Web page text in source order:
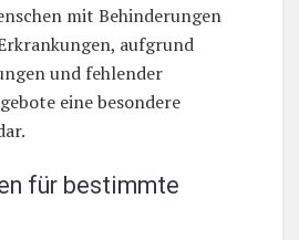
mit Behinderungen
aufgrund
und fehlender
eine besondere
für bestimmte